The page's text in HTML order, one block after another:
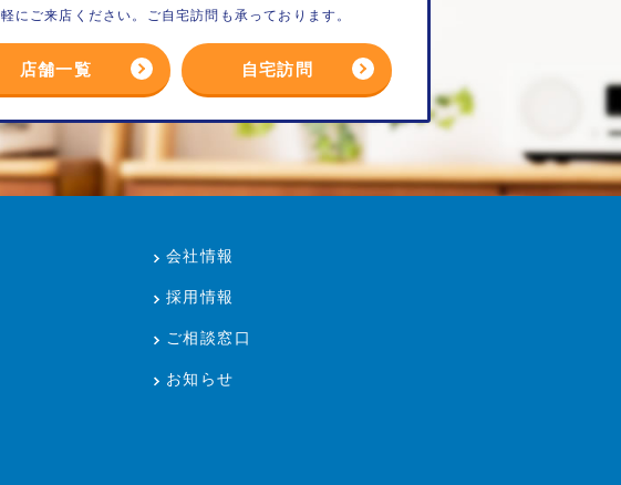
軽にご来店ください。ご自宅訪問も承っております。
店舗一覧 自宅訪問
会社情報
採用情報
ご相談窓口
お知らせ